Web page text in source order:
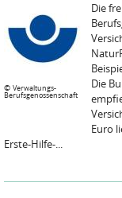
© Verwaltungs-
Berufsgenossenschaft
Die
Die
Euro
Erste-Hilfe-...